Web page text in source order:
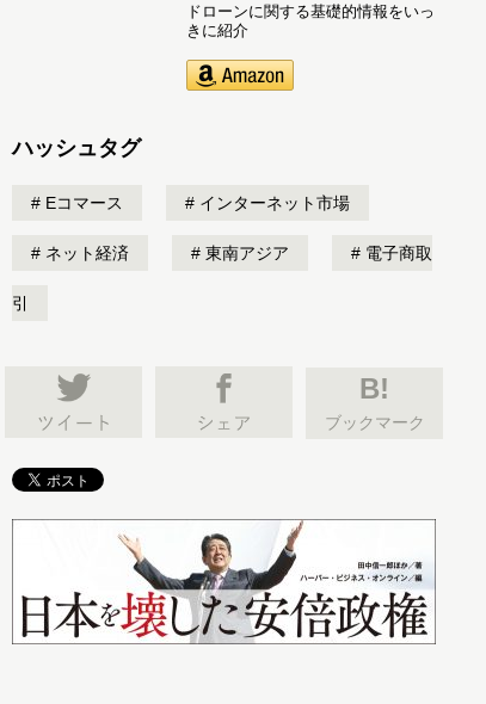
ドローンに関する基礎的情報をいっ
きに紹介
ハッシュタグ
Eコマース インターネット市場
ネット経済 東南アジア 電子商取
引
B!
ブックマーク